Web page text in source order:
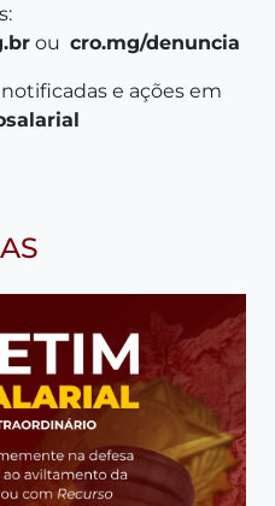
ou cro.mg/denuncia
e ações em